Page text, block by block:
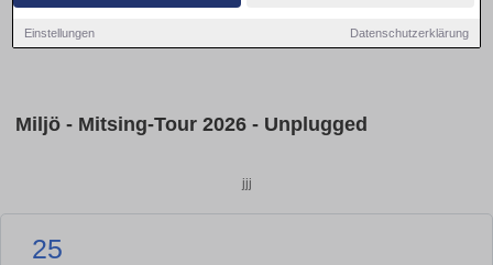
Einstellungen Datenschutzerklärung
Miljö - Mitsing-Tour 2026 - Unplugged
jjj
25